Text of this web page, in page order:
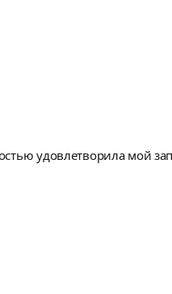
удовлетворила мой